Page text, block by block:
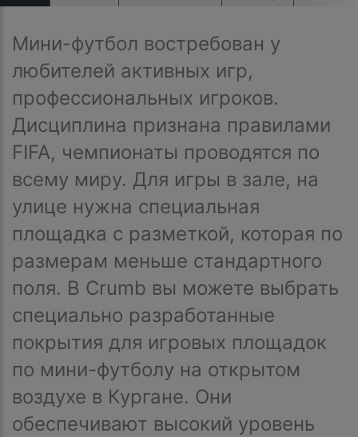
Мини-футбол востребован у
любителей активных игр,
профессиональных игроков.
Дисциплина признана правилами
FIFA, чемпионаты проводятся по
всему миру. Для игры в зале, на
улице нужна специальная
площадка с разметкой, которая по
размерам меньше стандартного
поля. В Crumb вы можете выбрать
специально разработанные
покрытия для игровых площадок
по мини-футболу на открытом
воздухе в Кургане. Они
обеспечивают высокий уровень